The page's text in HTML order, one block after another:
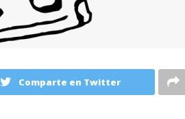
Comparte en Twitter